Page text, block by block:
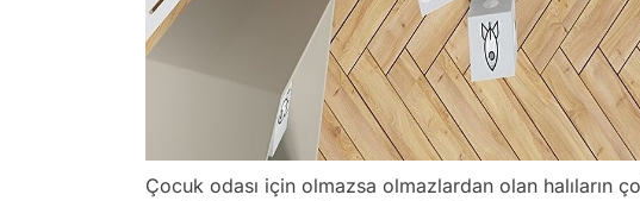
Çocuk odası için olmazsa olmazlardan olan halıların